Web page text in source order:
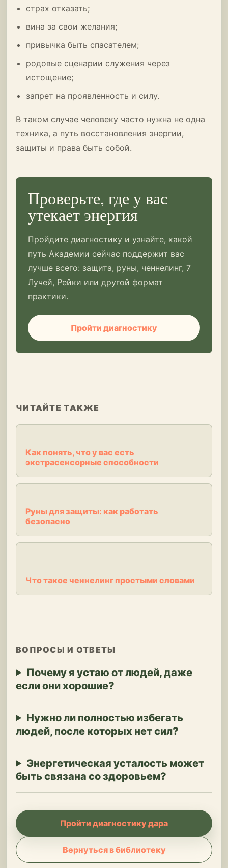
страх отказать;
вина за свои желания;
привычка быть спасателем;
родовые сценарии служения через
истощение;
запрет на проявленность и силу.
В таком случае человеку часто нужна не одна
техника, а путь восстановления энергии,
защиты и права быть собой.
Проверьте, где у вас
утекает энергия
Пройдите диагностику и узнайте, какой
путь Академии сейчас поддержит вас
лучше всего: защита, руны, ченнелинг, 7
Лучей, Рейки или другой формат
практики.
Пройти диагностику
ЧИТАЙТЕ ТАКЖЕ
Как понять, что у вас есть
экстрасенсорные способности
Руны для защиты: как работать
безопасно
Что такое ченнелинг простыми словами
ВОПРОСЫ И ОТВЕТЫ
Почему я устаю от людей, даже
если они хорошие?
Нужно ли полностью избегать
людей, после которых нет сил?
Энергетическая усталость может
быть связана со здоровьем?
Пройти диагностику дара
Вернуться в библиотеку